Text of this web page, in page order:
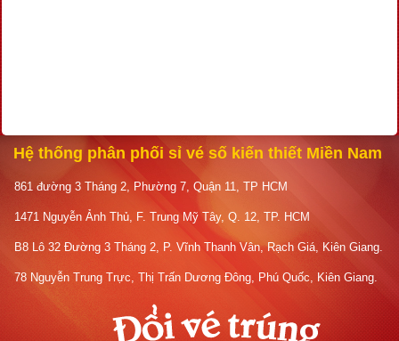
Hệ thống phân phối sỉ vé số kiến thiết Miền Nam
861 đường 3 Tháng 2, Phường 7, Quận 11, TP HCM
1471 Nguyễn Ảnh Thủ, F. Trung Mỹ Tây, Q. 12, TP. HCM
B8 Lô 32 Đường 3 Tháng 2, P. Vĩnh Thanh Vân, Rạch Giá, Kiên Giang.
78 Nguyễn Trung Trực, Thị Trấn Dương Đông, Phú Quốc, Kiên Giang.